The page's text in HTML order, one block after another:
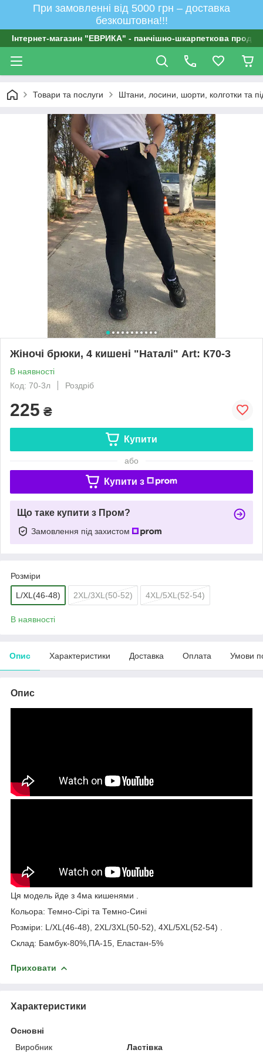
При замовленні від 5000 грн – доставка
безкоштовна!!!
Інтернет-магазин "ЕВРИКА" - панчішно-шкарпеткова
Товари та послуги Штани, лосини, шорти, колготки та
Жіночі брюки, 4 кишені "Наталі" Art: К70-3
В наявності
Код: 70-3л
Роздріб
225 ₴
Купити
або
Купити з
Що таке купити з Пром?
Замовлення під захистом
Розміри
L/XL(46-48) 2XL/3XL(50-52) 4XL/5XL(52-54)
В наявності
Опис Характеристики Доставка Оплата Умови
Опис
Ця модель йде з 4ма кишенями .
Кольора: Темно-Сірі та Темно-Сині
Розміри: L/XL(46-48), 2XL/3XL(50-52), 4XL/5XL(52-54) .
Склад: Бамбук-80%,ПА-15, Еластан-5%
Приховати
Характеристики
Основні
Виробник
Ластівка